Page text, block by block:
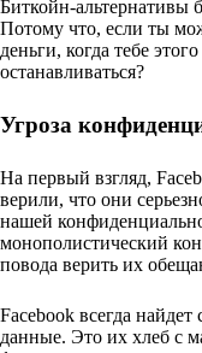
Биткойн-
Потому что, если ты
деньги, когда тебе
останавливаться?
Угроза
На первый взгляд,
верили, что они
нашей
монополистический
повода верить их
Facebook всегда
данные. Это их хлеб с